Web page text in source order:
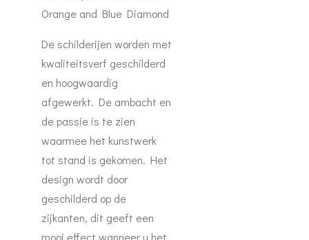
Orange and Blue Diamond
De schilderijen worden met
kwaliteitsverf geschilderd
en hoogwaardig
afgewerkt. De ambacht en
de passie is te zien
waarmee het kunstwerk
tot stand is gekomen. Het
design wordt door
geschilderd op de
zijkanten, dit geeft een
mooi effect wanneer u het